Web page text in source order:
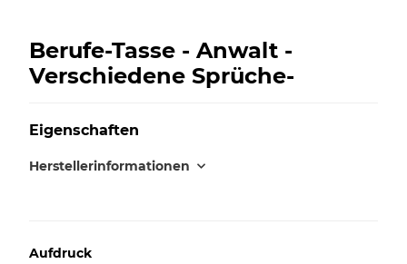
Berufe-Tasse - Anwalt -
Verschiedene Sprüche-
Eigenschaften
Herstellerinformationen
Aufdruck